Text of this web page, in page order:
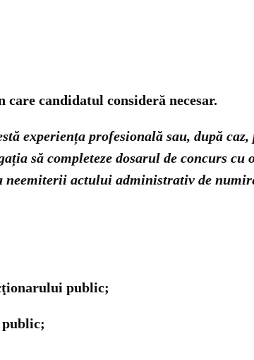
candidatul consideră necesar.
experiența profesională sau, după
să completeze dosarul de concurs
neemiterii actului administrativ de
public;
public;